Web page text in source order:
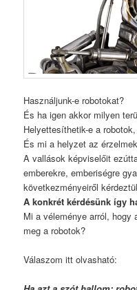
Használjunk-e robotokat?
És ha igen akkor milyen
Helyettesíthetik-e a
És mi a helyzet az
A vallások képviselőit
emberekre, emberiségre
következményeiről
A konkrét kérdésünk így
Mi a véleménye arról, hogy
meg a robotok?
Válaszom itt olvasható: